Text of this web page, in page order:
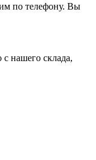
по телефону. Вы
с нашего склада,